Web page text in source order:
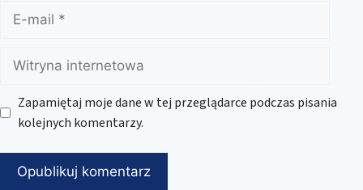
mail
Witryna
internetowa
Zapamiętaj moje dane w tej przeglądarce podczas pisania
kolejnych komentarzy.